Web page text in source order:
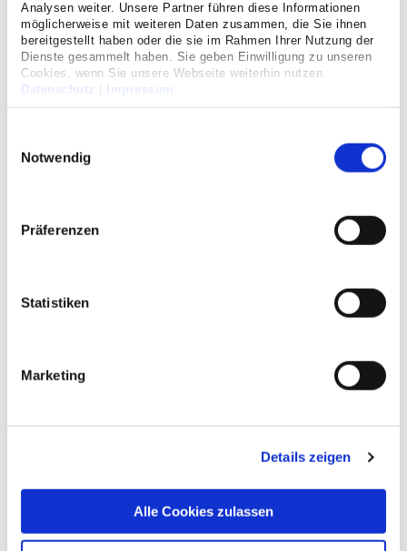
Analysen weiter. Unsere Partner führen diese Informationen
möglicherweise mit weiteren Daten zusammen, die Sie ihnen
bereitgestellt haben oder die sie im Rahmen Ihrer Nutzung der
Dienste gesammelt haben. Sie geben Einwilligung zu unseren
Cookies, wenn Sie unsere Webseite weiterhin nutzen.
Datenschutz
Impressum
Notwendig
Präferenzen
Statistiken
Marketing
Details zeigen
Alle Cookies zulassen
Leitung Physiotherapie
Fax 02271 97-121
Krankenhauses.
Falls Sie sich unsicher sind, fragen Sie gerne am
Unsere Sprechzeiten: